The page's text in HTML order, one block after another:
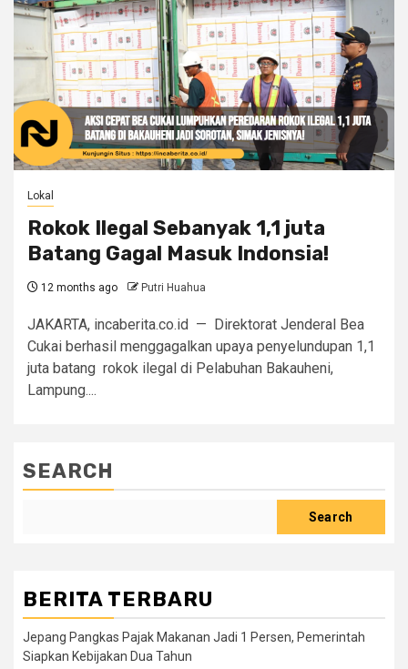
Lokal
Rokok Ilegal Sebanyak 1,1 juta
Batang Gagal Masuk Indonsia!
12 months ago Putri Huahua
JAKARTA, incaberita.co.id — Direktorat Jenderal Bea
Cukai berhasil menggagalkan upaya penyelundupan 1,1
juta batang rokok ilegal di Pelabuhan Bakauheni,
Lampung....
SEARCH
Search
BERITA TERBARU
Jepang Pangkas Pajak Makanan Jadi 1 Persen, Pemerintah
Siapkan Kebijakan Dua Tahun